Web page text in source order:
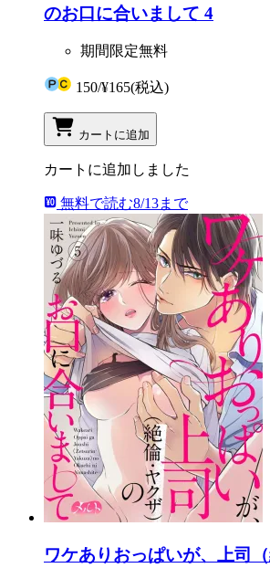
のお口に合いまして 4
期間限定無料
150/¥165(税込)
カートに追加
カートに追加しました
無料で読む8/13まで
ワケありおっぱいが、上司（